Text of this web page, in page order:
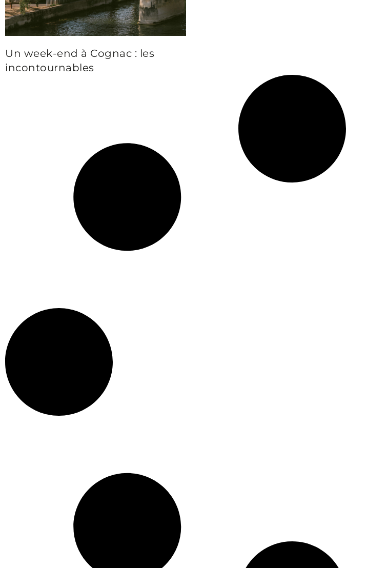
Un week-end à Cognac : les
incontournables